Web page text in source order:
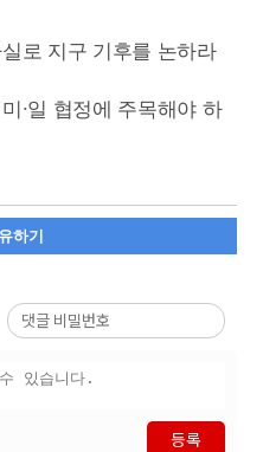
로 지구 기후를 논하라
∙일 협정에 주목해야 하
하기
등록